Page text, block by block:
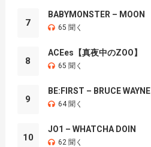
7
BABYMONSTER – MOON
65 聞く
8
ACEes【真夜中のZOO】
65 聞く
9
BE:FIRST – BRUCE WAYNE
64 聞く
10
JO1 – WHATCHA DOIN
62 聞く